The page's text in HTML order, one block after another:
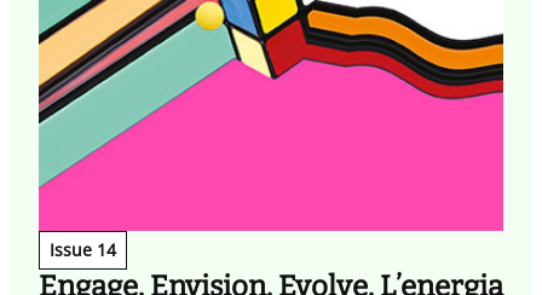
Issue 14
Engage. Envision. Evolve. L’energia